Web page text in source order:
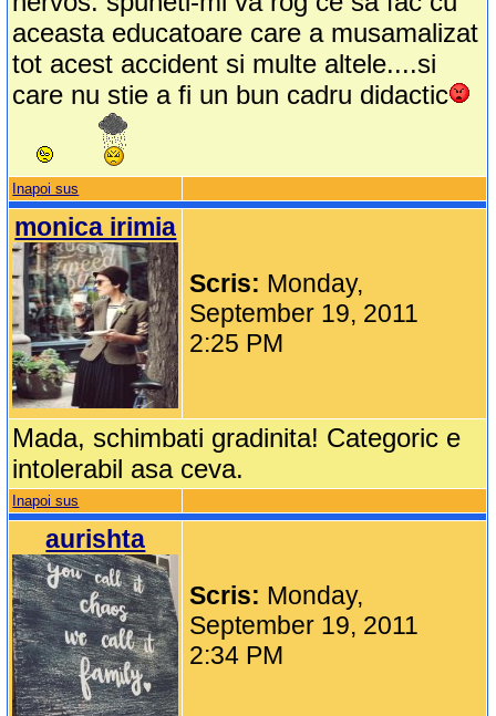
aceasta educatoare care a musamalizat
tot acest accident si multe altele....si
care nu stie a fi un bun cadru didactic
Inapoi sus
monica irimia
Scris: Monday,
September 19, 2011
2:25 PM
Mada, schimbati gradinita! Categoric e
intolerabil asa ceva.
Inapoi sus
aurishta
Scris: Monday,
September 19, 2011
2:34 PM